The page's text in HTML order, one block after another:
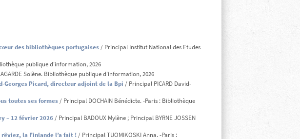
des bibliothèques portugaises/ Principal Institut National des Etudes
publique d'information, 2026
Solène. Bibliothèque publique d'information, 2026
Georges Picard, directeur adjoint de la Bpi / Principal PICARD David-
toutes ses formes/ Principal DOCHAIN Bénédicte. -Paris : Bibliothèque
– 12 février 2026/ Principal BADOUX Mylène ; Principal BYRNE JOSSEN
la Finlande l’a fait !/ Principal TUOMIKOSKI Anna. -Paris :